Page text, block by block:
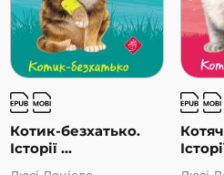
Котик-безхатько.
Історії ...